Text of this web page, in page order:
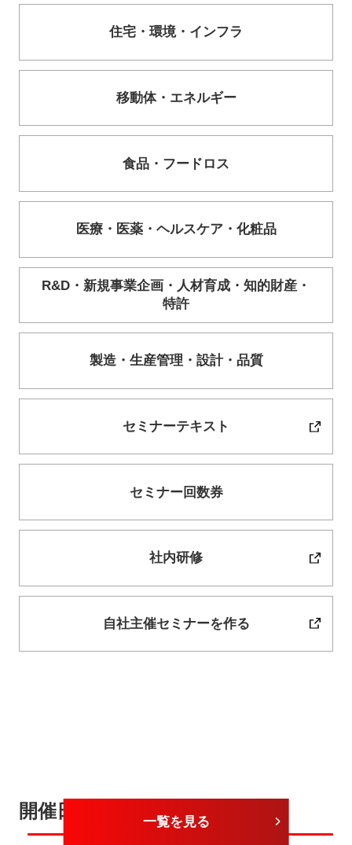
住宅・ 環境・ インフラ
移動体・ エネルギー
食品・ フードロス
医療・ 医薬・ ヘルスケア・ 化粧品
R&D・ 新規事業企画・ 人材育成・ 知的財産・
特許
製造・ 生産管理・ 設計・ 品質
セミナーテキスト
セミナー回数券
社内研修
自社主催セミナーを作る
開催日が近いセミナー
一覧を見る